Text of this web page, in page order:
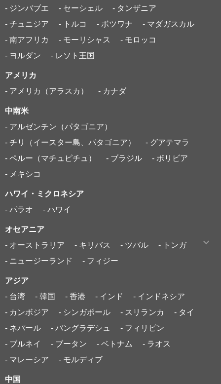
- ジンバブエ
- セーシェル
- タンザニア
- チュニジア
- トルコ - ボツワナ
- マダガスカル
- 南アフリカ
- モーリシャス
- モロッコ
- ヨルダン
- レソト王国
アメリカ
- アメリカ（アラスカ）
- カナダ
中南米
- アルゼンチン（パタゴニア）
- チリ（イースター島、パタゴニア）
- グアテマラ
- ペルー（マチュピチュ）
- ブラジル
- ボリビア
- メキシコ
ハワイ・ミクロネシア
- パラオ
- ハワイ
オセアニア
- オーストラリア
- キリバス - ツバル
- トンガ
- ニュージーランド
- フィジー
アジア
- 台湾
- 韓国 - 香港 - インド
- インドネシア
- カンボジア
- シンガポール - スリランカ
- タイ
- ネパール
- バングラデシュ
- フィリピン
- ブルネイ
- ブータン - ベトナム
- ラオス
- マレーシア
- モルディブ
中国